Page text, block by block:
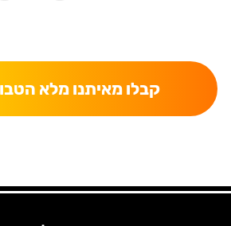
קבלו מאיתנו מלא
KAPARA •RELAX, KAPARA •